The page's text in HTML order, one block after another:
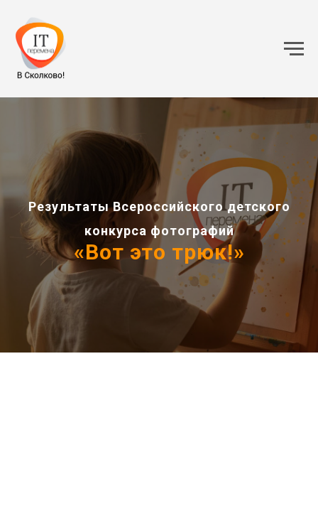
Результаты Всероссийского детского
конкурса фотографий
«Вот это трюк!»